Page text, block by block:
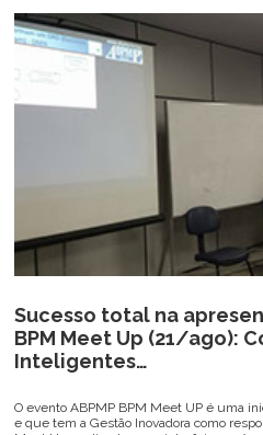
Sucesso total na
BPM Meet Up (21/ago):
Inteligentes…
O evento ABPMP BPM Meet UP é uma
e que tem a Gestão Inovadora como